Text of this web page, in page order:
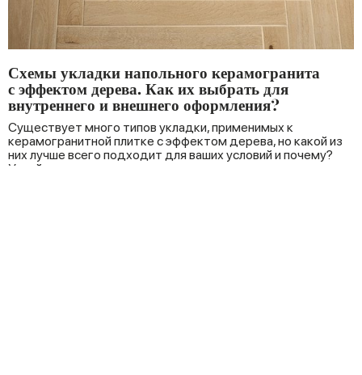
Схемы укладки напольного керамогранита
с эффектом дерева. Как их выбрать для
внутреннего и внешнего оформления?
Существует много типов укладки, применимых к
керамогранитной плитке с эффектом дерева, но какой из
них лучше всего подходит для ваших условий и почему?
Узнайте из этого …